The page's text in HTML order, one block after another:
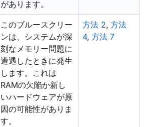
があります。
このブルースクリー
ンは、システムが深
刻なメモリー問題に
遭遇したときに発生
します。これは
RAMの欠陥か新し
いハードウェアが原
因の可能性がありま
す。
方法 2,方法
4,方法 7